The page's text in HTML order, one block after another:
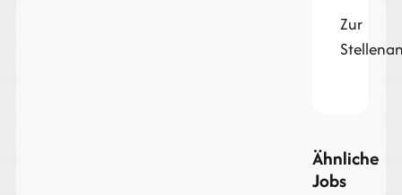
Zur
Ähnliche
Jobs